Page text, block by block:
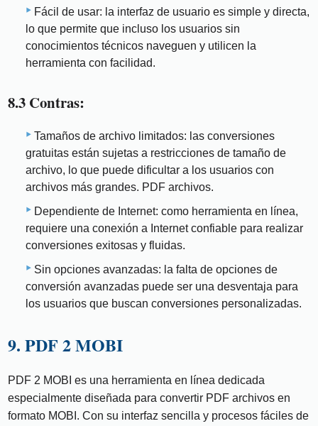
Fácil de usar: la interfaz de usuario es simple y directa,
lo que permite que incluso los usuarios sin
conocimientos técnicos naveguen y utilicen la
herramienta con facilidad.
8.3 Contras:
Tamaños de archivo limitados: las conversiones
gratuitas están sujetas a restricciones de tamaño de
archivo, lo que puede dificultar a los usuarios con
archivos más grandes. PDF archivos.
Dependiente de Internet: como herramienta en línea,
requiere una conexión a Internet confiable para realizar
conversiones exitosas y fluidas.
Sin opciones avanzadas: la falta de opciones de
conversión avanzadas puede ser una desventaja para
los usuarios que buscan conversiones personalizadas.
9. PDF 2 MOBI
PDF 2 MOBI es una herramienta en línea dedicada
especialmente diseñada para convertir PDF archivos en
formato MOBI. Con su interfaz sencilla y procesos fáciles de